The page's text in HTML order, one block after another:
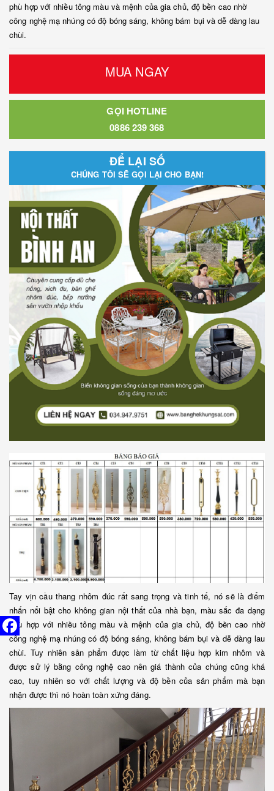
phù hợp với nhiều tông màu và mệnh của gia chủ, độ bền cao nhờ
công nghệ mạ nhúng có độ bóng sáng, không bám bụi và dễ dàng lau
chùi.
MUA NGAY
GỌI HOTLINE
0886 239 368
ĐỂ LẠI SỐ
CHÚNG TÔI SẼ GỌI LẠI CHO BẠN!
Tay vịn cầu thang nhôm đúc rất sang trọng và tinh tế, nó sẽ là điểm
nhấn nổi bật cho không gian nội thất của nhà bạn, màu sắc đa dạng
phù hợp với nhiều tông màu và mệnh của gia chủ, độ bền cao nhờ
công nghệ mạ nhúng có độ bóng sáng, không bám bụi và dễ dàng lau
chùi. Tuy nhiên sản phẩm được làm từ chất liệu hợp kim nhôm và
được sử lý bằng công nghệ cao nên giá thành của chúng cũng khá
cao, tuy nhiên so với chất lượng và độ bền của sản phẩm mà bạn
nhận được thì nó hoàn toàn xứng đáng.